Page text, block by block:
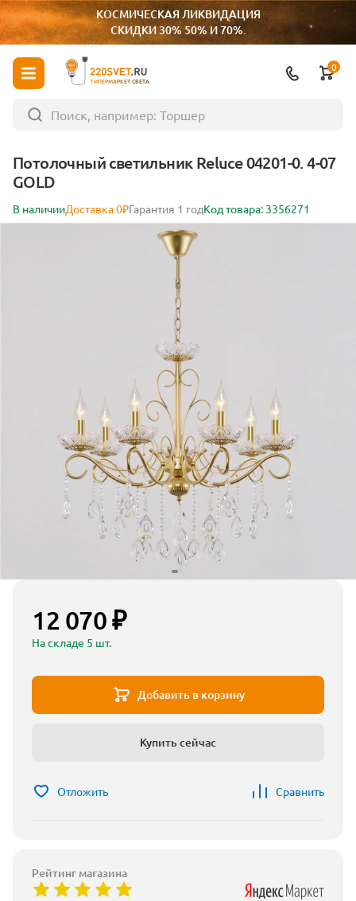
КОСМИЧЕСКАЯ ЛИКВИДАЦИЯ
СКИДКИ 30% 50% И 70%.
ГИПЕРМАРКЕТ СВЕТА
0
Потолочный светильник Reluce 04201-0. 4-07
GOLD
В наличииДоставка 0₽Гарантия 1 годКод товара: 3356271
12 070 ₽
На складе 5 шт.
Добавить в корзину
Купить сейчас
Отложить Сравнить
Рейтинг магазина